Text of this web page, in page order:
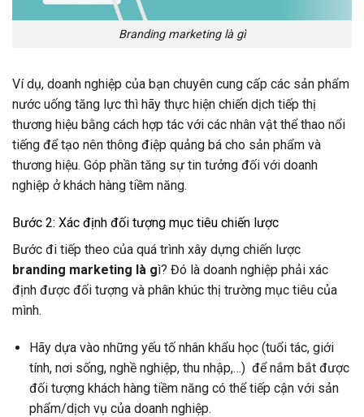
Branding marketing là gì
Ví dụ, doanh nghiệp của bạn chuyên cung cấp các sản phẩm
nước uống tăng lực thì hãy thực hiện chiến dịch tiếp thị
thương hiệu bằng cách hợp tác với các nhân vật thể thao nổi
tiếng để tạo nên thông điệp quảng bá cho sản phẩm và
thương hiệu. Góp phần tăng sự tin tưởng đối với doanh
nghiệp ở khách hàng tiềm năng.
Bước 2: Xác định đối tượng mục tiêu chiến lược
Bước đi tiếp theo của quá trình xây dựng chiến lược
branding marketing là gì? Đó là doanh nghiệp phải xác
định được đối tượng và phân khúc thị trường mục tiêu của
mình.
Hãy dựa vào những yếu tố nhân khẩu học (tuổi tác, giới
tính, nơi sống, nghề nghiệp, thu nhập,…) để nắm bắt được
đối tượng khách hàng tiềm năng có thể tiếp cận với sản
phẩm/dịch vụ của doanh nghiệp.